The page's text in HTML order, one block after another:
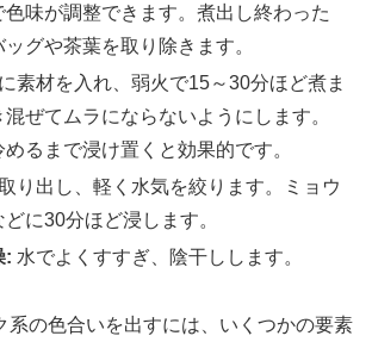
味が調整できます。煮出し終わった
グや茶葉を取り除きます。
素材を入れ、弱火で15～30分ほど煮ま
ぜてムラにならないようにします。
るまで浸け置くと効果的です。
り出し、軽く水気を絞ります。ミョウ
に30分ほど浸します。
: 水でよくすすぎ、陰干しします。
系の色合いを出すには、いくつかの要素